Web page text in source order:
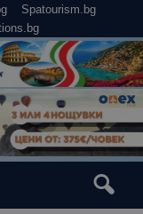
Spatourism.bg